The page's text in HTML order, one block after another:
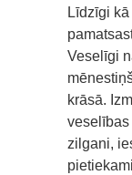
Līdzīgi
Veselīgi
krāsā.
veselības
zilgani,